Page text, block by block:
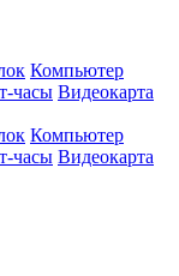
Компьютер
часы Видеокарта
Компьютер
часы Видеокарта